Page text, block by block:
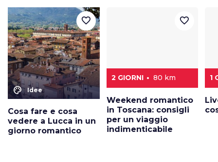
color_lens Idee
Cosa fare e cosa
vedere a Lucca in un
giorno romantico
favorite_border
2 GIORNI 80 km
Weekend romantico
in Toscana: consigli
per un viaggio
indimenticabile
favorite_border
1